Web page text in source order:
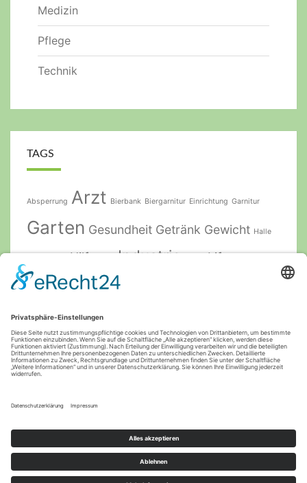
Medizin
Pflege
Technik
TAGS
Absperrung Arzt Bierbank Biergarnitur Einrichtung Garnitur
Garten Gesundheit Getränk Gewicht Halle
Hilfe Industrie Lift
Meditation München
Plattformlift pool Praxis
Schallabsorber Schallmessraum Schutz Senioren
Sicherheit Spirituosen Technik